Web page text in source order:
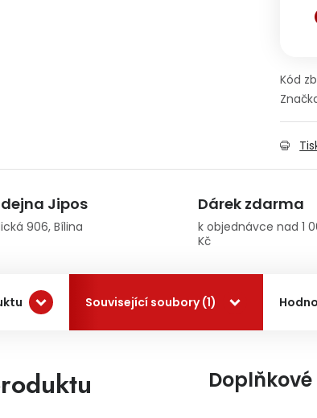
Kód
Jipos
906, Bílina
Dárek zdarma
k objednávce nad 1
Kč
Související soubory (1)